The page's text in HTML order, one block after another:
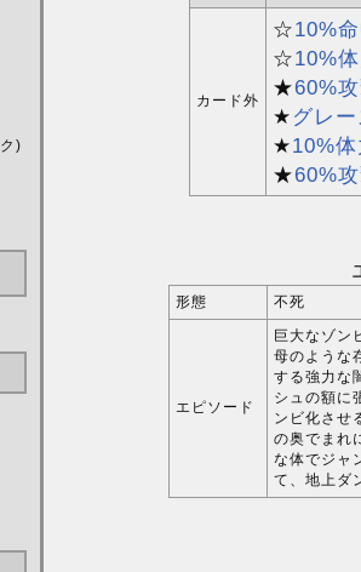
)
カード外
☆10%
☆10%
★60%
★ グレ
★10%
★60%
形態 不死
エピソード
巨大なゾン
母のような
する強力な
シュの額に
ンビ化させ
の奥でまれ
な体でジャ
て、地上ダ